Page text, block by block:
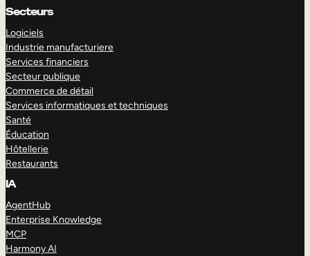
Secteurs
Logiciels
Industrie manufacturiere
Services financiers
Secteur publique
Commerce de détail
Services informatiques et techniques
Santé
Éducation
Hôtellerie
Restaurants
IA
AgentHub
Enterprise Knowledge
MCP
Harmony AI